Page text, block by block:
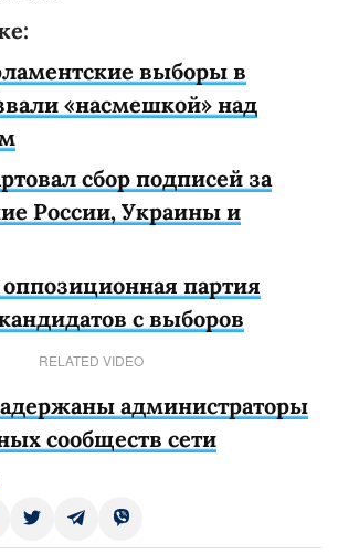
выборы в
«насмешкой» над
сбор подписей за
России, Украины и
оппозиционная партия
с выборов
RELATED VIDEO
администраторы
сообществ сети